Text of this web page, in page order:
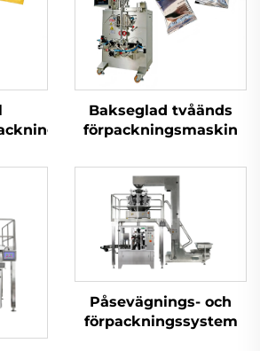
Bakseglad tvåänds
förpackningsmaskin
Påsevägnings- och
förpackningssystem